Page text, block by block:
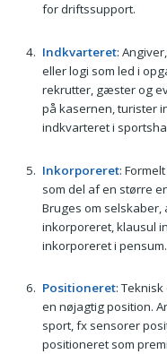
for driftssupport.
Indkvarteret:
eller logi som led i
rekrutter, gæster og
på kasernen, turister
indkvarteret i
Inkorporeret:
som del af en større
Bruges om
inkorporeret, klausul
inkorporeret i pensum.
Positioneret:
en nøjagtig position.
sport, fx sensorer
positioneret som